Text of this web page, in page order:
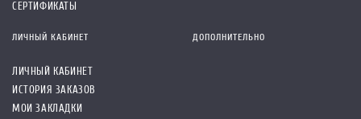
СЕРТИФИКАТЫ
ЛИЧНЫЙ КАБИНЕТ
ЛИЧНЫЙ КАБИНЕТ
ИСТОРИЯ ЗАКАЗОВ
МОИ ЗАКЛАДКИ
ДОПОЛНИТЕЛЬНО